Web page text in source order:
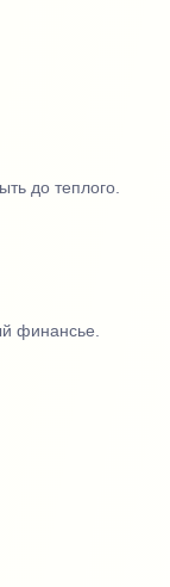
до теплого.
финансье.